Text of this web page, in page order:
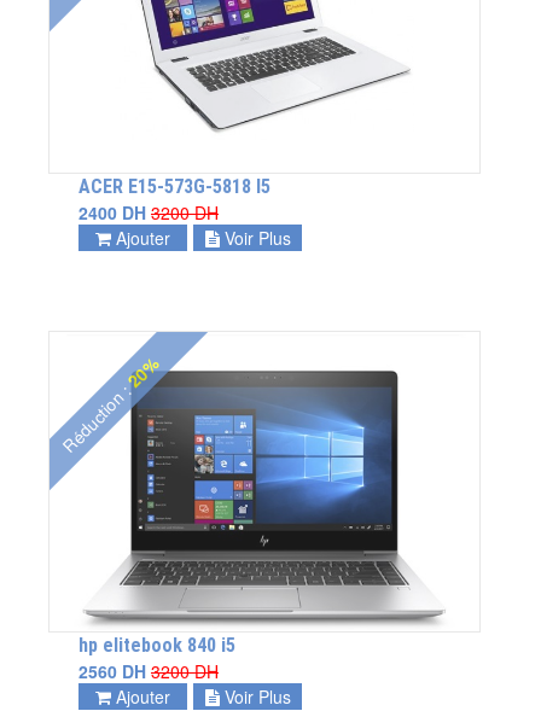
ACER E15-573G-5818 I5
2400 DH 3200 DH
Ajouter
Voir Plus
Réduction :
20%
hp elitebook 840 i5
2560 DH 3200 DH
Ajouter
Voir Plus